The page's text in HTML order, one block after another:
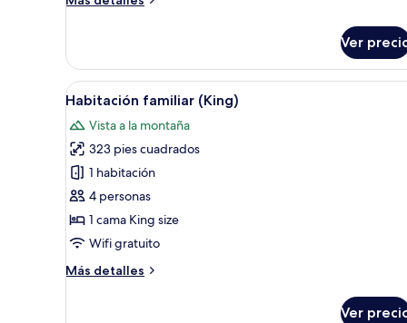
Ver
Abrir
todas
las
fotos
de
Habitación
familiar
(King)
Una habitación de hotel
9
Habitación familiar (King)
Vista a la montaña
323 pies cuadrados
1 habitación
4 personas
1 cama King size
Wifi gratuito
Más detalles
Más
Ver